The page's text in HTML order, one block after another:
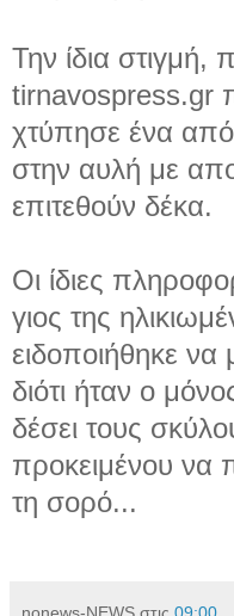
Την ίδια
tirnavospress.gr
χτύπησε ένα
στην αυλή με
επιτεθούν δέκα.
Οι ίδιες
γιος της
ειδοποιήθηκε να
διότι ήταν ο
δέσει τους
προκειμένου να
τη σορό...